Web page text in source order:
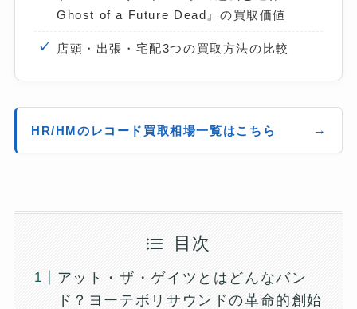
Ghost of a Future Dead』の買取価値
店頭・出張・宅配3つの買取方法の比較
HR/HMのレコード買取相場一覧はこちら
目次
アット・ザ・ゲイツとはどんなバン
ド？ヨーテボリサウンドの革命的創始